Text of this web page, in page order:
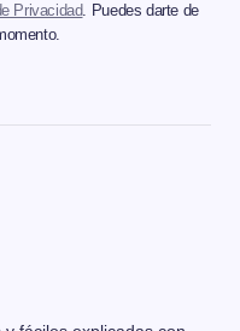
Privacidad. Puedes darte de